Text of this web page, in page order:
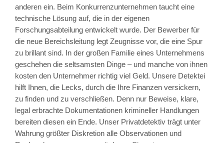
anderen ein. Beim Konkurrenzunternehmen taucht eine
technische Lösung auf, die in der eigenen
Forschungsabteilung entwickelt wurde. Der Bewerber für
die neue Bereichsleitung legt Zeugnisse vor, die eine Spur
zu brillant sind. In der großen Familie eines Unternehmens
geschehen die seltsamsten Dinge – und manche von ihnen
kosten den Unternehmer richtig viel Geld. Unsere Detektei
hilft Ihnen, die Lecks, durch die Ihre Finanzen versickern,
zu finden und zu verschließen. Denn nur Beweise, klare,
legal erbrachte Dokumentationen krimineller Handlungen
bereiten diesen ein Ende. Unser Privatdetektiv trägt unter
Wahrung größter Diskretion alle Observationen und